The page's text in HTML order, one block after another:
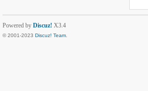
Powered by Discuz! X3.4
© 2001-2023 Discuz! Team